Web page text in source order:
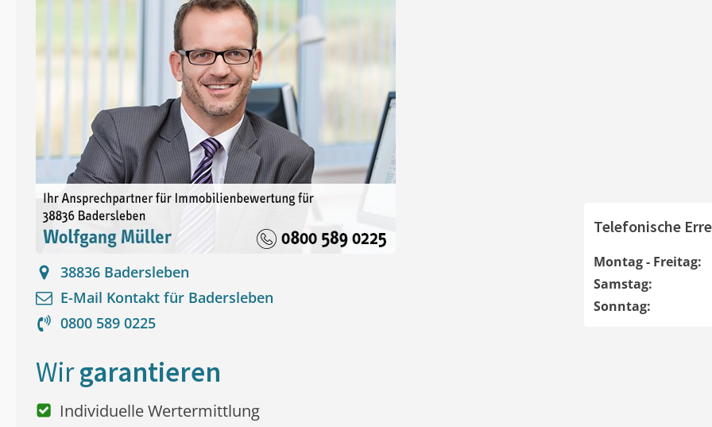
38836 Badersleben
E-Mail Kontakt für Badersleben
0800 589 0225
Telefonische
Montag - Freitag:
Samstag:
Sonntag:
Wirgarantieren
Individuelle Wertermittlung